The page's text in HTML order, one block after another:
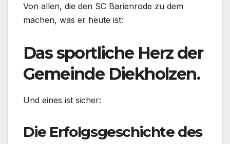
Von allen, die den SC Barienrode zu dem
machen, was er heute ist:
Das sportliche Herz der
Gemeinde Diekholzen.
Und eines ist sicher:
Die Erfolgsgeschichte des